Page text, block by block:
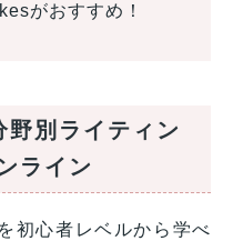
がおすすめ！
別ライティン
ライン
初心者レベルから学べ